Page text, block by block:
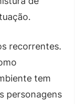
recorrentes.
tem
personagens